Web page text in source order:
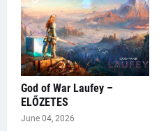
God of War Laufey –
ELŐZETES
June 04, 2026